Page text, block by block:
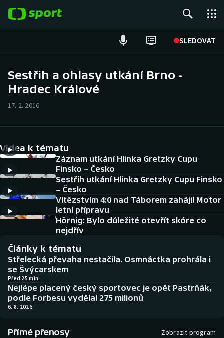
SLEDOVAT
Hokej
Cyklistika
DALŠÍ SPORTY
Americký fotbal
Baseball a softbal
Basketbal
Biatlon
Boby a skeleton
Box
NEPŘEHLÉDNĚTE
Historické návraty
Aplikace ČT sport
AZ kvíz
Sestřih a ohlasy utkání Brno -
Hradec Králové
17. 2. 2016
Videa k tématu
Záznam utkání Hlinka Gretzky Cupu
Finsko – Česko
Sestřih utkání Hlinka Gretzky Cupu Finsko
– Česko
Vítězstvím 4:0 nad Táborem zahájil Motor
letní přípravu
Hörnig: Bylo důležité otevřít skóre co
nejdřív
Články k tématu
Střelecká převaha nestačila. Osmnáctka prohrála i
se Švýcarskem
Před 25 min
Nejlépe placený český sportovec je opět Pastrňák,
podle Forbesu vydělal 275 milionů
6. 8. 2026
Přímé přenosy Zobrazit program